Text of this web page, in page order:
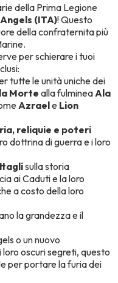
della Prima Legione
(ITA)! Questo
della confraternita più
per schierare i tuoi
tutte le unità uniche dei
Morte alla fulminea Ala
Azraele Lion
reliquie e poteri
dottrina di guerra e i loro
sulla storia
ai Caduti e la loro
a costo della loro
la grandezza e il
o un nuovo
oscuri segreti, questo
per portare la furia dei